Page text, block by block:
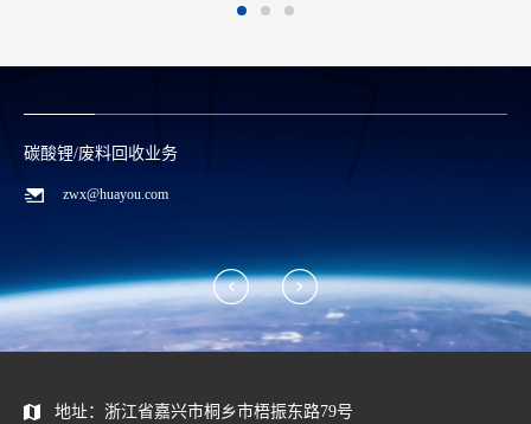
碳酸锂/废料回收业务
zwx@huayou.com
地址：浙江省嘉兴市桐乡市梧振东路79号